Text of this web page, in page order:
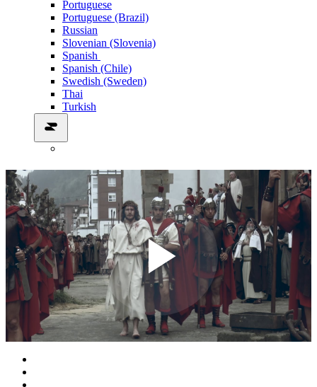
Portuguese
Portuguese (Brazil)
Russian
Slovenian (Slovenia)
Spanish
Spanish (Chile)
Swedish (Sweden)
Thai
Turkish
Play